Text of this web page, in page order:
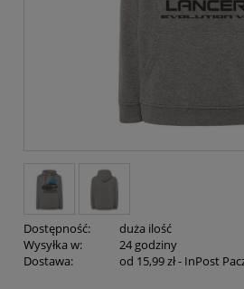
Dostępność:
duża ilość
Wysyłka w:
24 godziny
Dostawa:
od 15,99 zł- InPost
Cena nie zawiera ewentualnych